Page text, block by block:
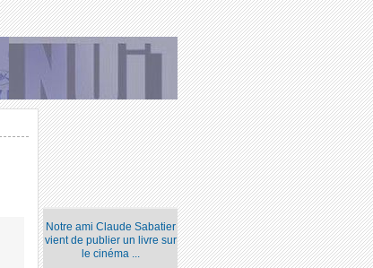
Notre ami Claude Sabatier
vient de publier un livre sur
le cinéma ...